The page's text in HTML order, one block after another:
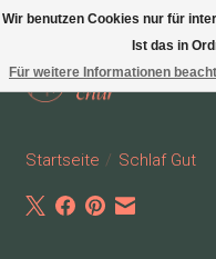
Startseite / Schlaf Gut
Wir benutzen Cookies nur für
Ist das in
Für weitere Informationen